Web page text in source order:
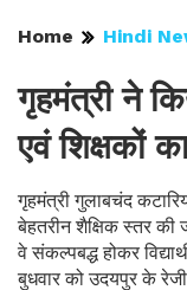
Home Hindi
गृहमंत्री ने
एवं शिक्षकों
गृहमंत्री गुलाबचंद
बेहतरीन शैक्षिक स्तर की
वे संकल्पबद्ध होकर
बुधवार को उदयपुर के